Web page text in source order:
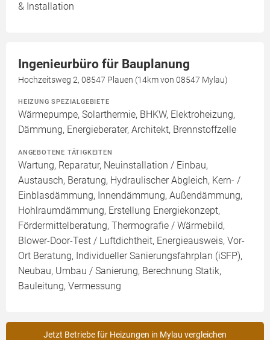
& Installation
Ingenieurbüro für Bauplanung
Hochzeitsweg 2, 08547 Plauen (14km von 08547 Mylau)
HEIZUNG SPEZIALGEBIETE
Wärmepumpe, Solarthermie, BHKW, Elektroheizung,
Dämmung, Energieberater, Architekt, Brennstoffzelle
ANGEBOTENE TÄTIGKEITEN
Wartung, Reparatur, Neuinstallation / Einbau,
Austausch, Beratung, Hydraulischer Abgleich, Kern- /
Einblasdämmung, Innendämmung, Außendämmung,
Hohlraumdämmung, Erstellung Energiekonzept,
Fördermittelberatung, Thermografie / Wärmebild,
Blower-Door-Test / Luftdichtheit, Energieausweis, Vor-
Ort Beratung, Individueller Sanierungsfahrplan (iSFP),
Neubau, Umbau / Sanierung, Berechnung Statik,
Bauleitung, Vermessung
Jetzt Betriebe für Heizungen in Mylau vergleichen